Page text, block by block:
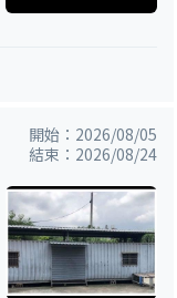
開始：2026/08/05
結束：2026/08/24